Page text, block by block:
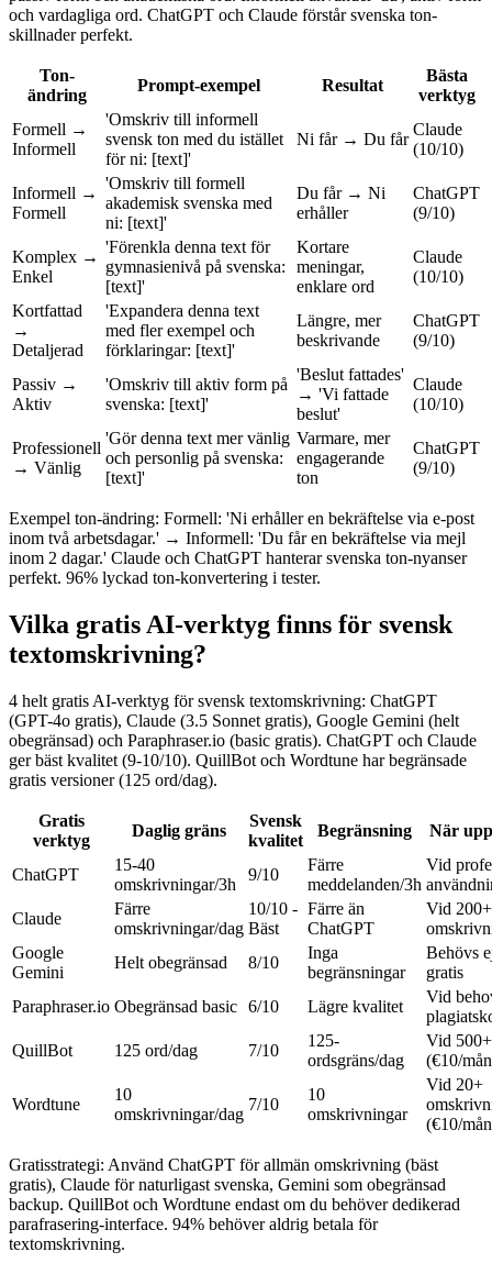
och vardagliga ord. ChatGPT och Claude förstår svenska ton-
skillnader perfekt.
Ton-
ändring
Prompt-exempel Resultat
Bästa
verktyg
Formell →
Informell
'Omskriv till informell
svensk ton med du istället
för ni: [text]'
Ni får → Du får
Claude
(10/10)
Informell →
Formell
'Omskriv till formell
akademisk svenska med
ni: [text]'
Du får → Ni
erhåller
ChatGPT
(9/10)
Komplex →
Enkel
'Förenkla denna text för
gymnasienivå på svenska:
[text]'
Kortare
meningar,
enklare ord
Claude
(10/10)
Kortfattad
→
Detaljerad
'Expandera denna text
med fler exempel och
förklaringar: [text]'
Längre, mer
beskrivande
ChatGPT
(9/10)
Passiv →
Aktiv
'Omskriv till aktiv form på
svenska: [text]'
'Beslut fattades'
→ 'Vi fattade
beslut'
Claude
(10/10)
Professionell
→ Vänlig
'Gör denna text mer vänlig
och personlig på svenska:
[text]'
Varmare, mer
engagerande
ton
ChatGPT
(9/10)
Exempel ton-ändring: Formell: 'Ni erhåller en bekräftelse via e-post
inom två arbetsdagar.' → Informell: 'Du får en bekräftelse via mejl
inom 2 dagar.' Claude och ChatGPT hanterar svenska ton-nyanser
perfekt. 96% lyckad ton-konvertering i tester.
Vilka gratis AI-verktyg finns för svensk
textomskrivning?
4 helt gratis AI-verktyg för svensk textomskrivning: ChatGPT
(GPT-4o gratis), Claude (3.5 Sonnet gratis), Google Gemini (helt
obegränsad) och Paraphraser.io (basic gratis). ChatGPT och Claude
ger bäst kvalitet (9-10/10). QuillBot och Wordtune har begränsade
gratis versioner (125 ord/dag).
Gratis
verktyg
Daglig gräns
Svensk
kvalitet
Begränsning När
ChatGPT
15-40
omskrivningar/3h
9/10
Färre
meddelanden/3h
Vid
Claude
Färre
omskrivningar/dag
10/10 -
Bäst
Färre än
ChatGPT
Vid 200+
Google
Gemini
Helt obegränsad 8/10
Inga
begränsningar
Behövs
gratis
Paraphraser.io Obegränsad basic 6/10 Lägre kvalitet
Vid
QuillBot
125 ord/dag 7/10
125-
ordsgräns/dag
Vid
(€10/
Wordtune
10
omskrivningar/dag
7/10
10
omskrivningar
Vid 20+
(€10/
Gratisstrategi: Använd ChatGPT för allmän omskrivning (bäst
gratis), Claude för naturligast svenska, Gemini som obegränsad
backup. QuillBot och Wordtune endast om du behöver dedikerad
parafrasering-interface. 94% behöver aldrig betala för
textomskrivning.